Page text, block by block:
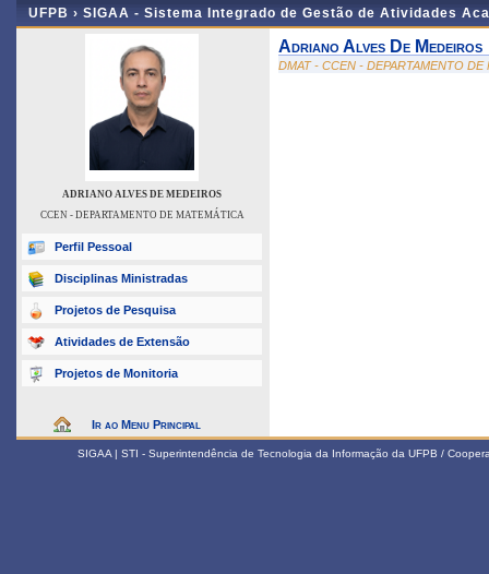
UFPB › SIGAA - Sistema Integrado de Gestão de Atividades
ADRIANO ALVES DE MEDEIROS
CCEN - DEPARTAMENTO DE MATEMÁTICA
Perfil Pessoal
Disciplinas Ministradas
Projetos de Pesquisa
Atividades de Extensão
Projetos de Monitoria
Ir ao Menu Principal
Adriano Alves De Medeiros
DMAT - CCEN - DEPARTAMENTO DE
SIGAA | STI - Superintendência de Tecnologia da Informação da UFPB /